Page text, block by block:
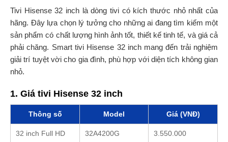
Tivi Hisense 32 inch là dòng tivi có kích thước nhỏ nhất của
hãng. Đây lựa chọn lý tưởng cho những ai đang tìm kiếm một
sản phẩm có chất lượng hình ảnh tốt, thiết kế tinh tế, và giá cả
phải chăng. Smart tivi Hisense 32 inch mang đến trải nghiệm
giải trí tuyệt vời cho gia đình, phù hợp với diện tích không gian
nhỏ.
1. Giá tivi Hisense 32 inch
Thông số Model Giá (VNĐ)
32 inch Full HD 32A4200G 3.550.000